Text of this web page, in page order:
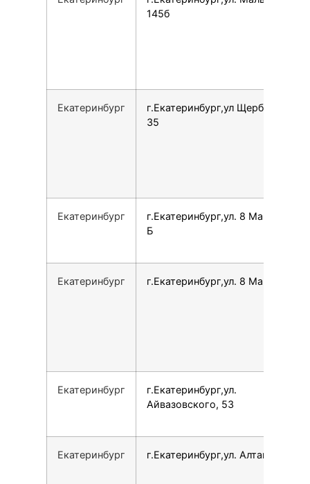
145б
Екатеринбург
г.Екатеринбург,ул Щербакова,
35
Екатеринбург
г.Екатеринбург,ул. 8 Марта, 146
Б
Екатеринбург г.Екатеринбург,ул. 8 Марта, 179Б
Екатеринбург
г.Екатеринбург,ул.
Айвазовского, 53
Екатеринбург г.Екатеринбург,ул. Алтайская, 62